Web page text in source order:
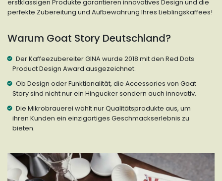
erstklassigen Produkte garantieren innovatives Design und die
perfekte Zubereitung und Aufbewahrung Ihres Lieblingskaffees!
Warum Goat Story Deutschland?
Der Kaffeezubereiter GINA wurde 2018 mit den Red Dots
Product Design Award ausgezeichnet.
Ob Design oder Funktionalität, die Accessories von Goat
Story sind nicht nur ein Hingucker sondern auch innovativ.
Die Mikrobrauerei wählt nur Qualitätsprodukte aus, um
ihren Kunden ein einzigartiges Geschmackserlebnis zu
bieten.